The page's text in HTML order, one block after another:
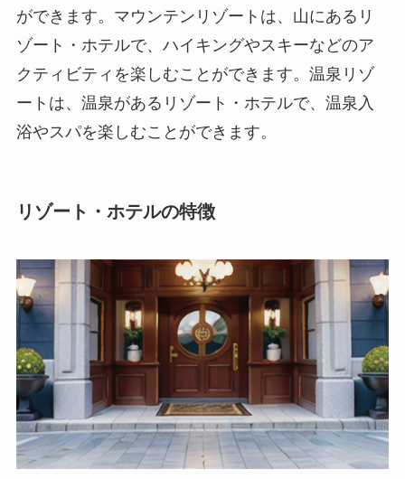
ができます。マウンテンリゾートは、山にあるリ
ゾート・ホテルで、ハイキングやスキーなどのア
クティビティを楽しむことができます。温泉リゾ
ートは、温泉があるリゾート・ホテルで、温泉入
浴やスパを楽しむことができます。
リゾート・ホテルの特徴